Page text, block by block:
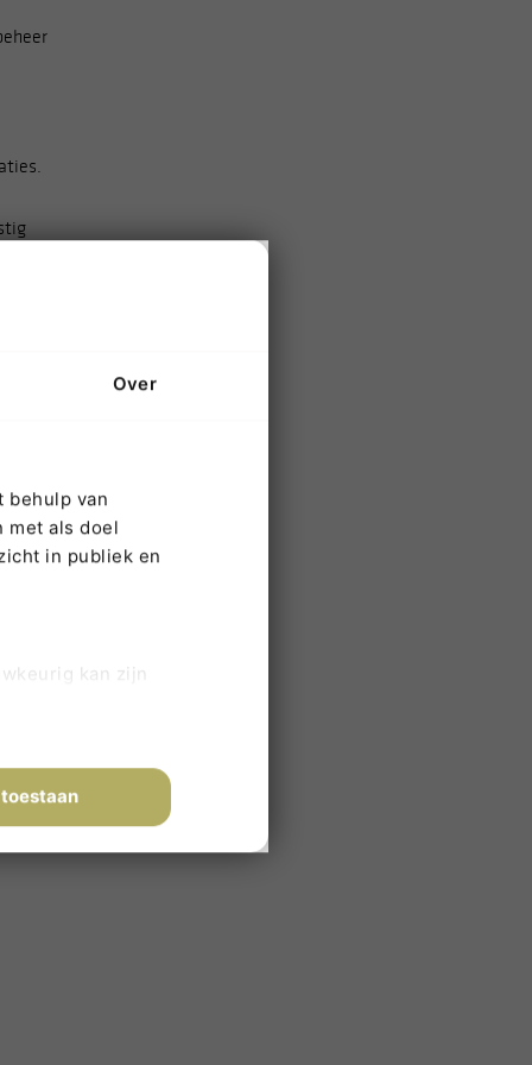
Over
behulp van
met als doel
in publiek en
kan zijn
cookies. Cookies
kunnen wij en derde
ja, waarvoor precies. Let
van de website.